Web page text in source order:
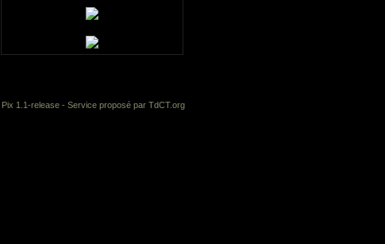
Pix 1.1-release - Service proposé par TdCT.org